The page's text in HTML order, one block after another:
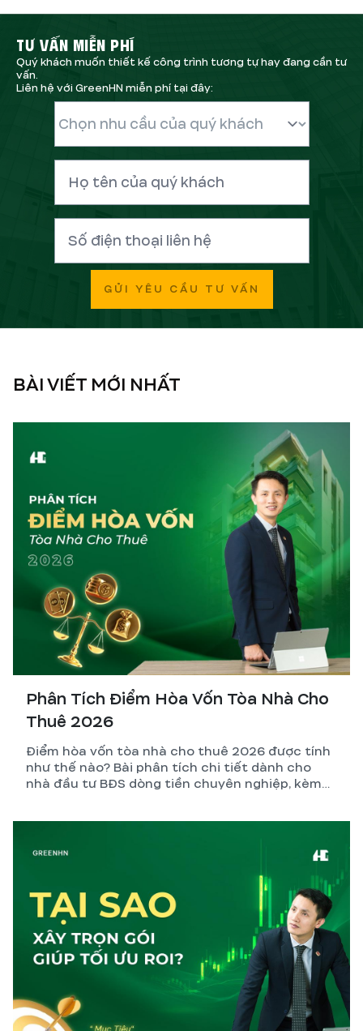
TƯ VẤN MIỄN PHÍ
Quý khách muốn thiết kế công trình tương tự hay đang cần tư
vấn.
Liên hệ với GreenHN miễn phí tại đây:
GỬI YÊU CẦU TƯ VẤN
BÀI VIẾT MỚI NHẤT
Phân Tích Điểm Hòa Vốn Tòa Nhà Cho
Thuê 2026
Điểm hòa vốn tòa nhà cho thuê 2026 được tính
như thế nào? Bài phân tích chi tiết dành cho
nhà đầu tư BĐS dòng tiền chuyên nghiệp, kèm
tính sai nhất.